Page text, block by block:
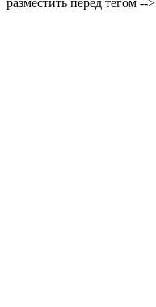
разместить перед тегом -->